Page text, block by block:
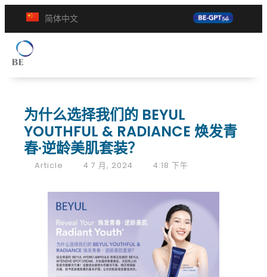
简体中文
为什么选择我们的 BEYUL
YOUTHFUL & RADIANCE 焕发青
春·逆龄美肌套装？
Article 4 7 月, 2024 4:18 下午